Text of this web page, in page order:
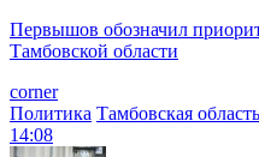
Первышов обозначил
Тамбовской области
corner
Политика Тамбовская область
14:08